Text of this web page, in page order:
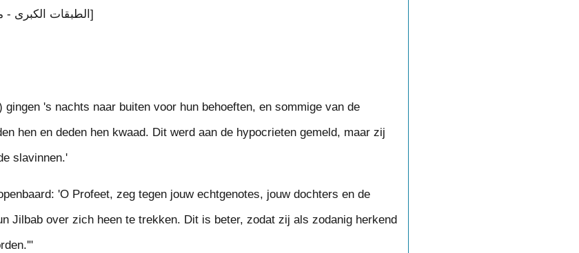
[الطبقات الكبرى - محمد بن سعد - ج ٨ - الصفحة ١٧٦]
hen en deden hen kwaad. Dit werd aan de hypocrieten gemeld, maar zij
slavinnen.'
'O Profeet, zeg tegen jouw echtgenotes, jouw dochters en de
Jilbab over zich heen te trekken. Dit is beter, zodat zij als zodanig herkend